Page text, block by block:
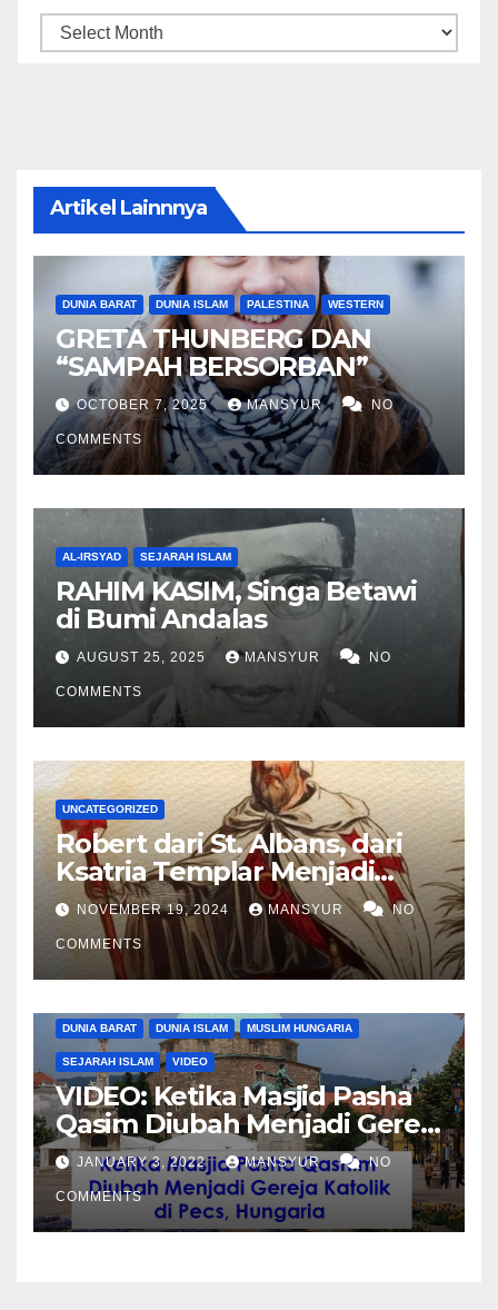
Artikel Lainnnya
DUNIA BARAT DUNIA ISLAM PALESTINA WESTERN
GRETA THUNBERG DAN
“SAMPAH BERSORBAN”
OCTOBER 7, 2025 MANSYUR NO
COMMENTS
AL-IRSYAD SEJARAH ISLAM
RAHIM KASIM, Singa Betawi
di Bumi Andalas
AUGUST 25, 2025 MANSYUR NO
COMMENTS
UNCATEGORIZED
Robert dari St. Albans, dari
Ksatria Templar Menjadi
Komandan Pasukan
Shalahuddin Merebut
Kembali Yerusalem
NOVEMBER 19, 2024 MANSYUR NO
COMMENTS
DUNIA BARAT DUNIA ISLAM MUSLIM HUNGARIA
SEJARAH ISLAM VIDEO
VIDEO: Ketika Masjid Pasha
Qasim Diubah Menjadi Gereja
Katolik di Pecs, Hungaria
JANUARY 3, 2022 MANSYUR NO
COMMENTS